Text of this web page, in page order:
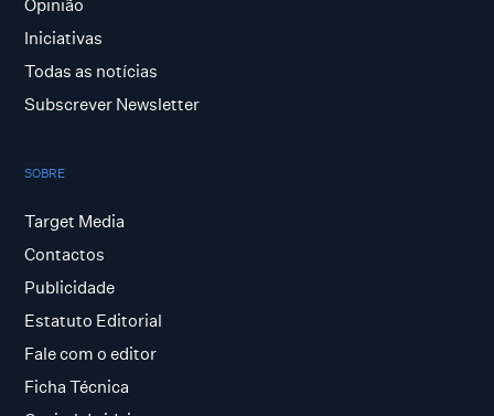
Opinião
Iniciativas
Todas as notícias
Subscrever Newsletter
SOBRE
Target Media
Contactos
Publicidade
Estatuto Editorial
Fale com o editor
Ficha Técnica